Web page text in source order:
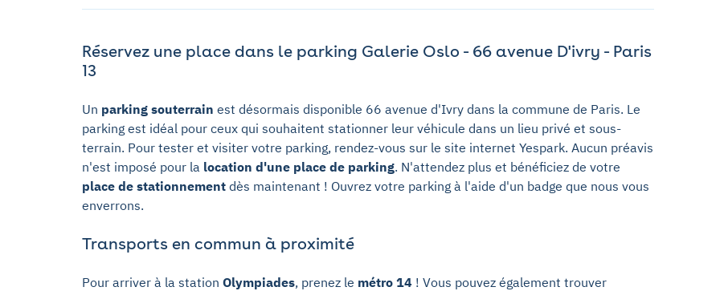
Réservez une place dans le parking Galerie Oslo - 66 avenue D'ivry - Paris
13
Un parking souterrain est désormais disponible 66 avenue d'Ivry dans la commune de Paris. Le
parking est idéal pour ceux qui souhaitent stationner leur véhicule dans un lieu privé et sous-
terrain. Pour tester et visiter votre parking, rendez-vous sur le site internet Yespark. Aucun préavis
n'est imposé pour la location d'une place de parking. N'attendez plus et bénéficiez de votre
place de stationnement dès maintenant ! Ouvrez votre parking à l'aide d'un badge que nous vous
enverrons.
Transports en commun à proximité
Pour arriver à la station Olympiades, prenez le métro 14 ! Vous pouvez également trouver